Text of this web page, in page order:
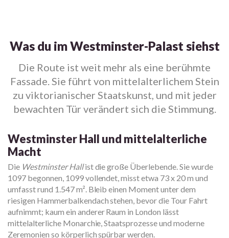
Was du im Westminster-Palast siehst
Die Route ist weit mehr als eine berühmte
Fassade. Sie führt von mittelalterlichem Stein
zu viktorianischer Staatskunst, und mit jeder
bewachten Tür verändert sich die Stimmung.
Westminster Hall und mittelalterliche
Macht
Die Westminster Hallist die große Überlebende. Sie wurde
1097 begonnen, 1099 vollendet, misst etwa 73 x 20 m und
umfasst rund 1.547 m². Bleib einen Moment unter dem
riesigen Hammerbalkendach stehen, bevor die Tour Fahrt
aufnimmt; kaum ein anderer Raum in London lässt
mittelalterliche Monarchie, Staatsprozesse und moderne
Zeremonien so körperlich spürbar werden.